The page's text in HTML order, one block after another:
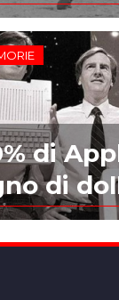
di
di